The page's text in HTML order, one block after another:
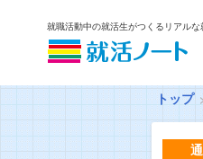
就職活動中の就活生がつくるリアル
トップ